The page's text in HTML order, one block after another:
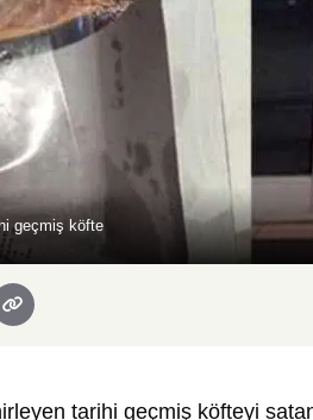
geçmiş köfte
tarihi geçmiş köfteyi